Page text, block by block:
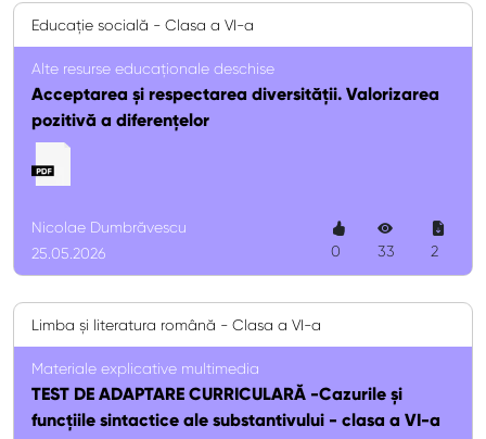
Educație socială - Clasa a VI-a
Alte resurse educaționale deschise
Acceptarea și respectarea diversității. Valorizarea
pozitivă a diferențelor
Nicolae Dumbrăvescu
25.05.2026
0 33 2
Limba și literatura română - Clasa a VI-a
Materiale explicative multimedia
TEST DE ADAPTARE CURRICULARĂ -Cazurile și
funcțiile sintactice ale substantivului - clasa a VI-a